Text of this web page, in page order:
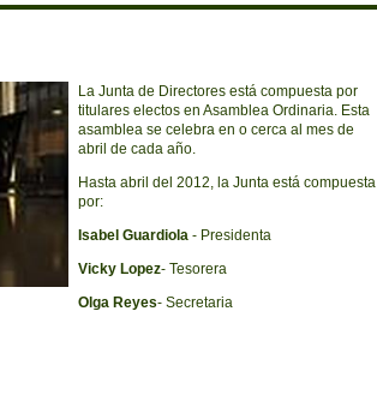
La Junta de Directores está compuesta por
titulares electos en Asamblea Ordinaria. Esta
asamblea se celebra en o cerca al mes de
abril de cada año.
Hasta abril del 2012, la Junta está compuesta
por:
Isabel Guardiola - Presidenta
Vicky Lopez- Tesorera
Olga Reyes- Secretaria